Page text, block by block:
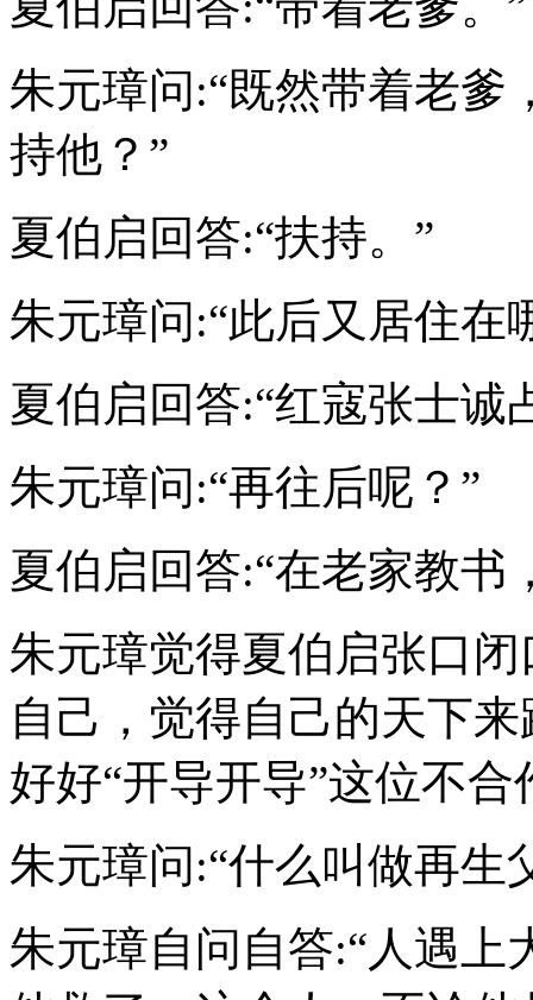
朱元璋问:“既然带着老爹
持他？”
夏伯启回答:“扶持。”
朱元璋问:“此后又居住在
夏伯启回答:“红寇张士诚
朱元璋问:“再往后呢？”
夏伯启回答:“在老家教书
朱元璋觉得夏伯启张口
自己，觉得自己的天下
好好“开导开导”这位不合
朱元璋问:“什么叫做再生
朱元璋自问自答:“人遇上